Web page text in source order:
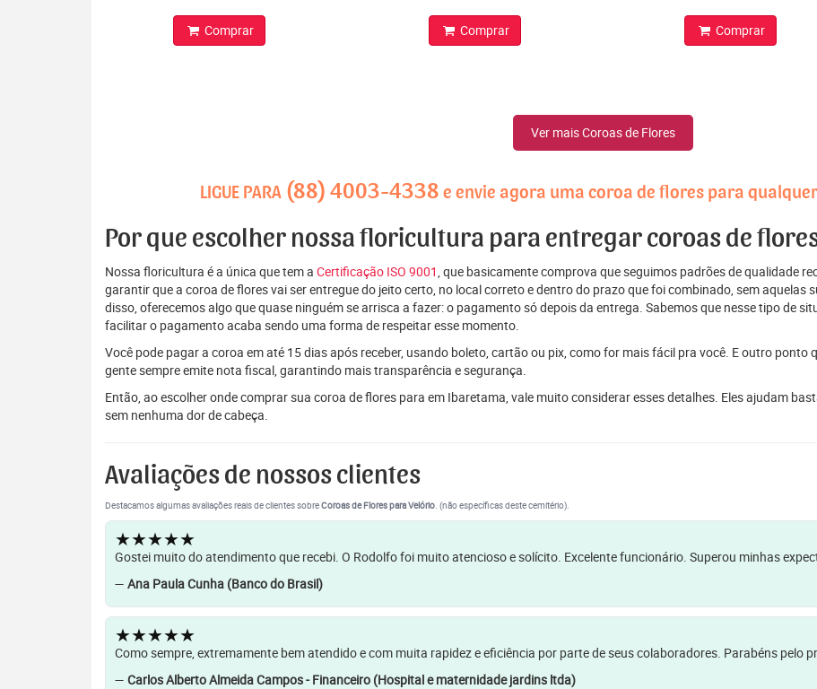
Comprar Comprar Comprar
Ver mais Coroas de Flores
LIGUE PARA (88) 4003-4338 e envie agora uma coroa de flores para
Por que escolher nossa floricultura para entregar coroas de
Nossa floricultura é a única que tem a Certificação ISO 9001, que basicamente comprova que seguimos padrões de qualidade
garantir que a coroa de flores vai ser entregue do jeito certo, no local correto e dentro do prazo que foi combinado, sem aquelas
disso, oferecemos algo que quase ninguém se arrisca a fazer: o pagamento só depois da entrega. Sabemos que nesse tipo de
facilitar o pagamento acaba sendo uma forma de respeitar esse momento.
Você pode pagar a coroa em até 15 dias após receber, usando boleto, cartão ou pix, como for mais fácil pra você. E outro ponto
gente sempre emite nota fiscal, garantindo mais transparência e segurança.
Então, ao escolher onde comprar sua coroa de flores para em Ibaretama, vale muito considerar esses detalhes. Eles ajudam
sem nenhuma dor de cabeça.
Avaliações de nossos clientes
Destacamos algumas avaliações reais de clientes sobreCoroas de Flores para Velório. (não específicas deste cemitério).
★★★★★
Gostei muito do atendimento que recebi. O Rodolfo foi muito atencioso e solícito. Excelente funcionário. Superou minhas
— Ana Paula Cunha (Banco do Brasil)
★★★★★
Como sempre, extremamente bem atendido e com muita rapidez e eficiência por parte de seus colaboradores. Parabéns pelo
— Carlos Alberto Almeida Campos - Financeiro (Hospital e maternidade jardins ltda)